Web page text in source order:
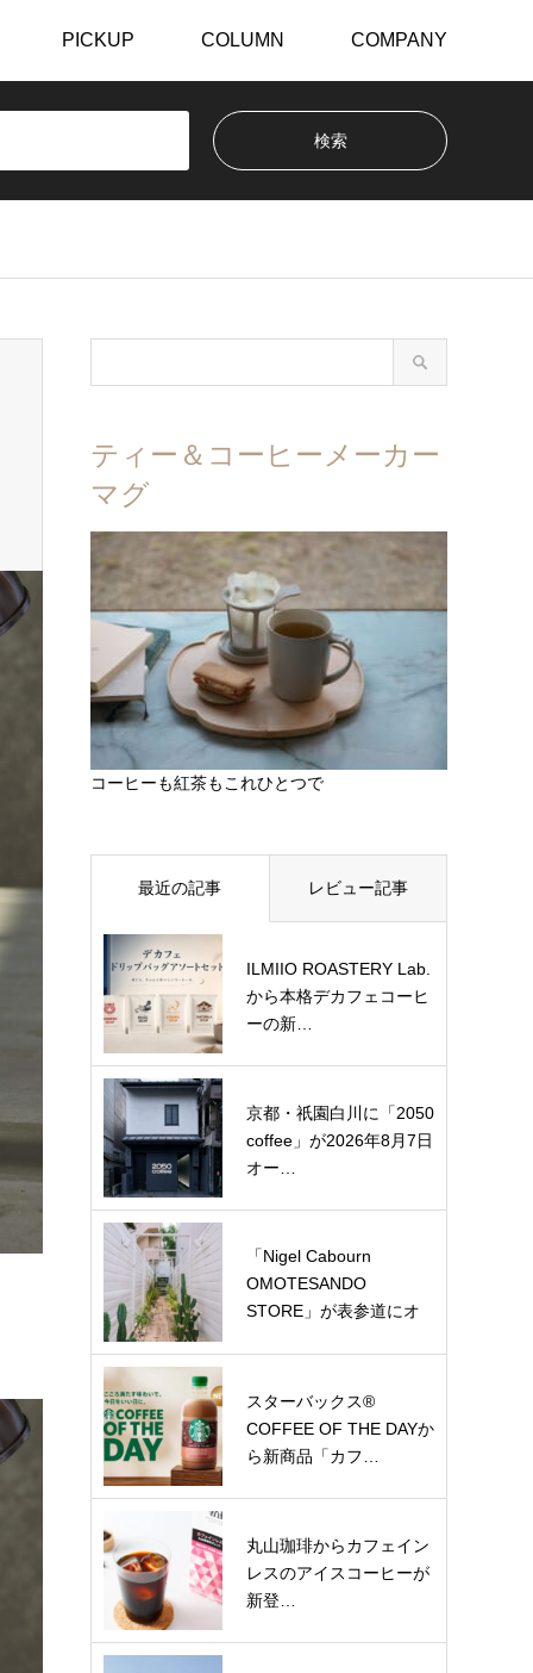
PICKUP COLUMN COMPANY
ティー＆コーヒーメーカー
マグ
コーヒーも紅茶もこれひとつで
最近の記事 レビュー記事
ILMIIO ROASTERY Lab.
から本格デカフェコーヒ
ーの新…
京都・祇園白川に「2050
coffee」が2026年8月7日
オー…
「Nigel Cabourn
OMOTESANDO
STORE」が表参道にオ
スターバックス®
COFFEE OF THE DAYか
ら新商品「カフ…
丸山珈琲からカフェイン
レスのアイスコーヒーが
新登…